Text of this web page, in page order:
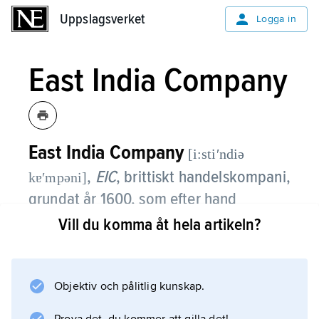
Uppslagsverket Logga in
East India Company
East India Company [i:stiʹndiə
kɐʹmpəni], EIC, brittiskt handelskompani,
grundat år 1600, som efter hand
erövrade större delen av den indiska
Då East India Company bildades konkurrerade
portugiser och nederländare om handeln på
Vill du komma åt hela artikeln?
Objektiv och pålitlig kunskap.